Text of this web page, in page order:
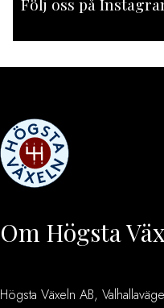
Om Högsta
Högsta Växeln AB,